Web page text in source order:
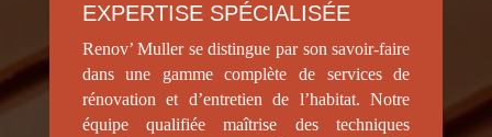
EXPERTISE SPÉCIALISÉE
Renov’ Muller se distingue par son savoir-faire
dans une gamme complète de services de
rénovation et d’entretien de l’habitat. Notre
équipe qualifiée maîtrise des techniques